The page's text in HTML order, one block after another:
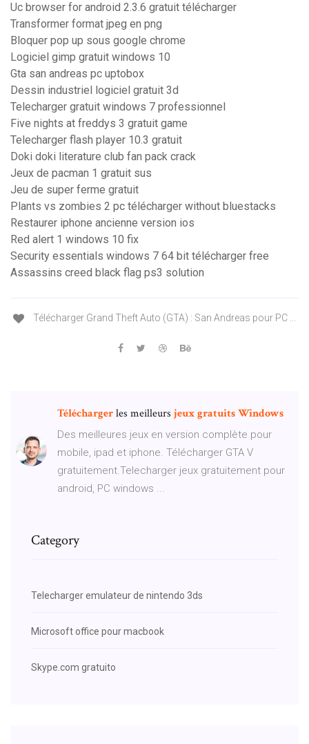
Uc browser for android 2.3.6 gratuit télécharger
Transformer format jpeg en png
Bloquer pop up sous google chrome
Logiciel gimp gratuit windows 10
Gta san andreas pc uptobox
Dessin industriel logiciel gratuit 3d
Telecharger gratuit windows 7 professionnel
Five nights at freddys 3 gratuit game
Telecharger flash player 10.3 gratuit
Doki doki literature club fan pack crack
Jeux de pacman 1 gratuit sus
Jeu de super ferme gratuit
Plants vs zombies 2 pc télécharger without bluestacks
Restaurer iphone ancienne version ios
Red alert 1 windows 10 fix
Security essentials windows 7 64 bit télécharger free
Assassins creed black flag ps3 solution
Télécharger Grand Theft Auto (GTA) : San Andreas pour PC ...
Téléchargerles meilleurs jeuxgratuitsWindows
Des meilleures jeux en version complète pour
mobile, ipad et iphone. Télécharger GTA V
gratuitement.Telecharger jeux gratuitement pour
android, PC windows ...
Category
Telecharger emulateur de nintendo 3ds
Microsoft office pour macbook
Skype.com gratuito